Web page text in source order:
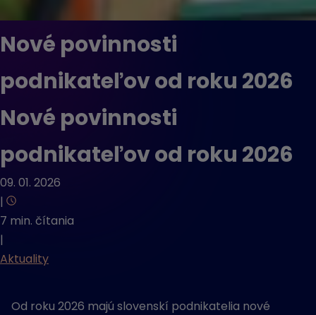
Nové povinnosti
podnikateľov od roku 2026
Nové povinnosti
podnikateľov od roku 2026
09. 01. 2026
|
7 min. čítania
|
Aktuality
Od roku 2026 majú slovenskí podnikatelia nové